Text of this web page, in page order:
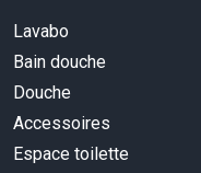
Lavabo
Bain douche
Douche
Accessoires
Espace toilette